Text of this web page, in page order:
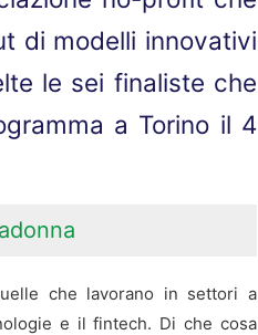
di modelli innovativi
le sei finaliste che
a Torino il 4
che lavorano in settori a
e il fintech. Di che cosa